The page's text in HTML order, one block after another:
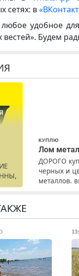
сетях: в
удобное
вестей». Будем
КУПЛЮ
Лом
ДОРОГО
черных и
металлов,